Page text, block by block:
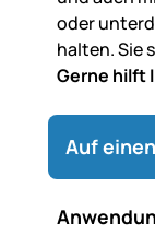
oder
halten. Sie
Gerne hilft
Auf